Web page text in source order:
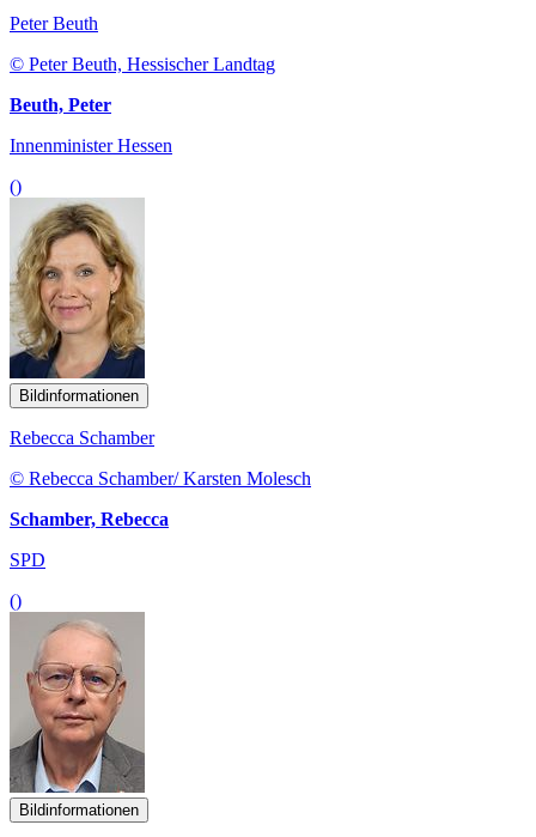
Peter Beuth
© Peter Beuth, Hessischer Landtag
Beuth, Peter
Innenminister Hessen
()
Bildinformationen
Rebecca Schamber
© Rebecca Schamber/ Karsten Molesch
Schamber, Rebecca
SPD
()
Bildinformationen